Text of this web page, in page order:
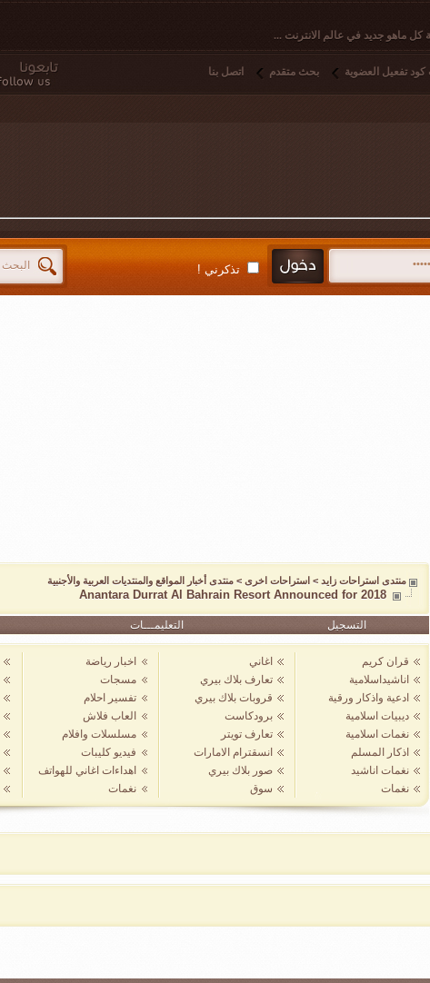
ماهو جديد في عالم الانترنت ...
تفعيل العضوية بحث متقدم اتصل بنا
تذكرني !
منتدى استراحات زايد > استراحات اخرى > منتدى أخبار المواقع والمنتديات العربية والأجنبية
Anantara Durrat Al Bahrain Resort Announced for 2018
التسجيل التعليمـــات
قران كريم
اناشيداسلامية
ادعية واذكار ورقية
ديبيات اسلامية
نغمات اسلامية
اذكار المسلم
نغمات اناشيد
نغمات
اغاني
تعارف بلاك بيري
قروبات بلاك بيري
برودكاست
تعارف تويتر
انسقترام الامارات
صور بلاك بيري
سوق
اخبار رياضة
مسجات
تفسير احلام
العاب فلاش
مسلسلات وافلام
فيديو كليبات
اهداءات اغاني للهواتف
نغمات